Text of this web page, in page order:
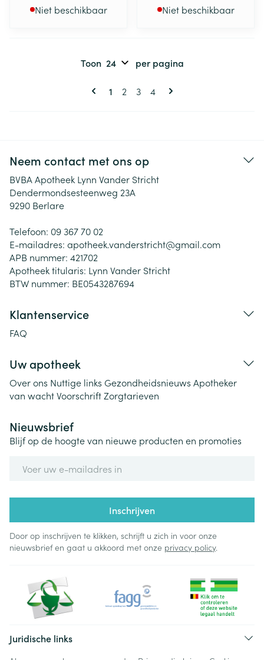
Niet beschikbaar Niet beschikbaar
Pagina's
U lees momenteel pagina
1 Pagina
2 Pagina
3 Pagina
4
Toon per pagina
Neem contact met ons op
BVBA Apotheek Lynn Vander Stricht
Dendermondsesteenweg 23A
9290 Berlare
Telefoon: 09 367 70 02
E-mailadres: apotheek.vanderstricht@gmail.com
APB nummer: 421702
Apotheek titularis: Lynn Vander Stricht
BTW nummer: BE0543287694
Klantenservice
FAQ
Uw apotheek
Over ons Nuttige links Gezondheidsnieuws Apotheker
van wachtVoorschriftZorgtarieven
Nieuwsbrief
Blijf op de hoogte van nieuwe producten en promoties
Inschrijven
Door op inschrijven te klikken, schrijft u zich in voor onze
nieuwsbrief en gaat u akkoord met onze privacy policy.
Juridische links